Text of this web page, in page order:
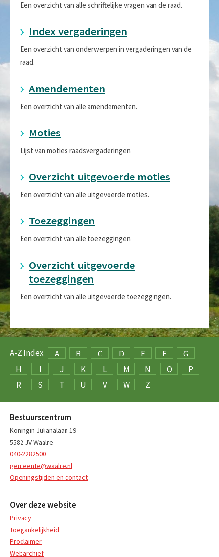
Een overzicht van alle schriftelijke vragen van de raad.
Index vergaderingen
Een overzicht van onderwerpen in vergaderingen van de
raad.
Amendementen
Een overzicht van alle amendementen.
Moties
Lijst van moties raadsvergaderingen.
Overzicht uitgevoerde moties
Een overzicht van alle uitgevoerde moties.
Toezeggingen
Een overzicht van alle toezeggingen.
Overzicht uitgevoerde
toezeggingen
Een overzicht van alle uitgevoerde toezeggingen.
A-Z Index: A B C D E F
G
H
I J K L M N O
P
R
S T U V W Z
Bestuurscentrum
Koningin Julianalaan 19
5582 JV Waalre
040-2282500
gemeente@waalre.nl
Openingstijden en contact
Over deze website
Privacy
Toegankelijkheid
Proclaimer
Webarchief